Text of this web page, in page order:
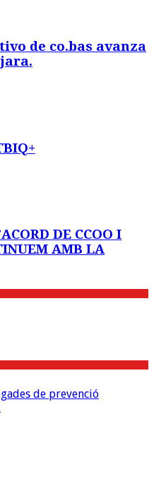
de co.bas avanza
DE CCOO I
AMB LA
de prevenció